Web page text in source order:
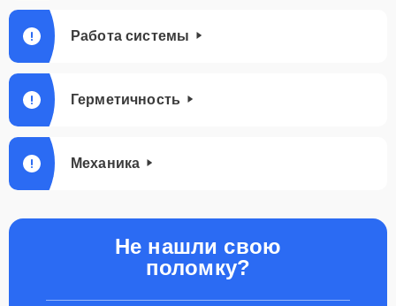
Работа системы
Герметичность
Механика
Не нашли свою
поломку?